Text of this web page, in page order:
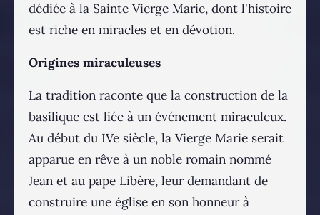
dédiée à la Sainte Vierge Marie, dont l'histoire
est riche en miracles et en dévotion.
Origines miraculeuses
La tradition raconte que la construction de la
basilique est liée à un événement miraculeux.
Au début du IVe siècle, la Vierge Marie serait
apparue en rêve à un noble romain nommé
Jean et au pape Libère, leur demandant de
construire une église en son honneur à